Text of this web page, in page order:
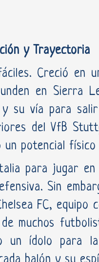
y Trayectoria
Creció en
en Sierra
su vía para salir
del VfB
un potencial físico
para jugar en
Sin
FC, equipo
de muchos
un ídolo para